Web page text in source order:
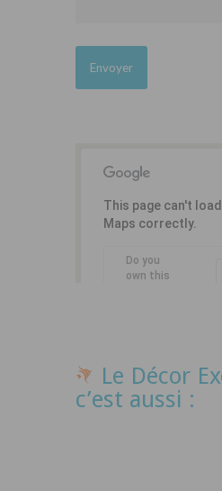
This page can't
Maps correctly.
Do you
own this
Le Décor
c’est aussi :